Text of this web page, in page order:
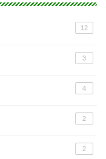
12
3
4
2
2